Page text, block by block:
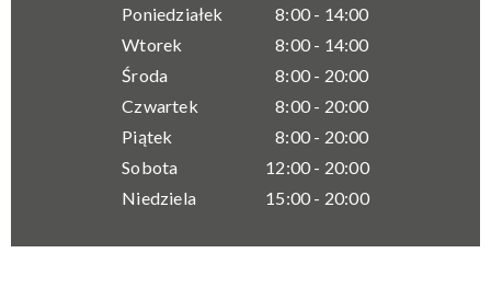
Poniedziałek
8:00 - 14:00
Wtorek
8:00 - 14:00
Środa
8:00 - 20:00
Czwartek
8:00 - 20:00
Piątek
8:00 - 20:00
Sobota
12:00 - 20:00
Niedziela
15:00 - 20:00